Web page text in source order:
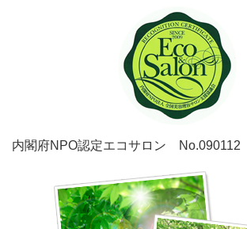
内閣府NPO認定エコサロン No.090112